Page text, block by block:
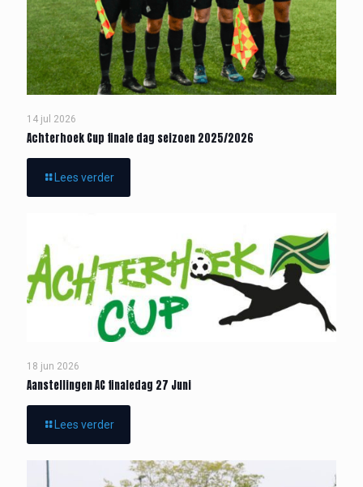
14 jul 2026
Achterhoek Cup finale dag seizoen 2025/2026
Lees verder
18 jun 2026
Aanstellingen AC finaledag 27 Juni
Lees verder